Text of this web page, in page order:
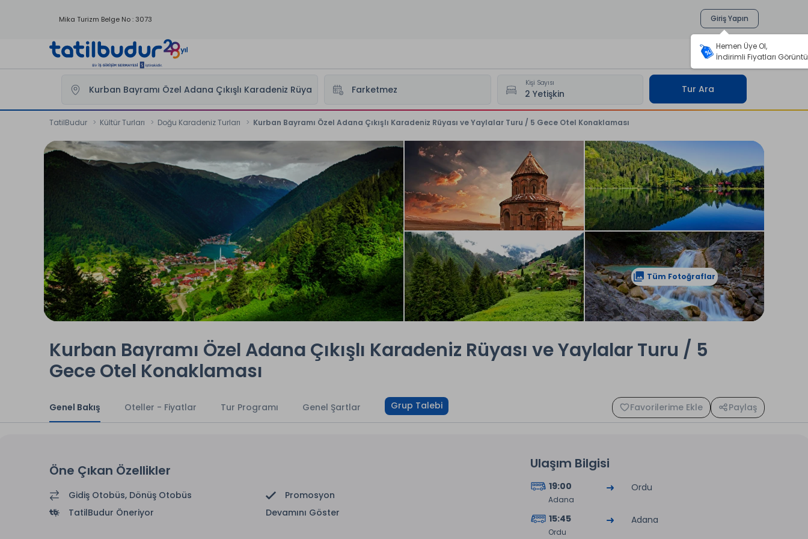
Mika Turizm Belge No : 3073 Giriş Yapın
Kişi Sayısı
Tur Ara
TatilBudur Kültür Turları Doğu Karadeniz Turları Kurban Bayramı Özel Adana Çıkışlı Karadeniz Rüyası ve Yaylalar Turu / 5 Gece Otel Konaklaması
Tüm Fotoğraflar
Kurban Bayramı Özel Adana Çıkışlı Karadeniz Rüyası ve Yaylalar Turu / 5
Gece Otel Konaklaması
Genel Bakış Oteller - Fiyatlar Tur Programı Genel Şartlar Grup Talebi Favorilerime Ekle Paylaş
Öne Çıkan Özellikler
Gidiş Otobüs, Dönüş Otobüs
Promosyon
TatilBudur Öneriyor
Devamını Göster
Ulaşım Bilgisi
19:00
Adana
Ordu
15:45
Ordu
Adana
Hemen Üye Ol,
İndirimli Fiyatları